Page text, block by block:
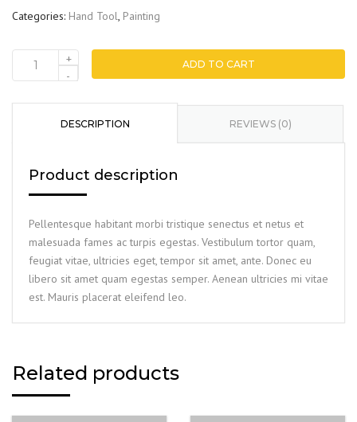
Categories: Hand Tool, Painting
Brush
+
-
ADD TO CART
DESCRIPTION REVIEWS (0)
Product description
Pellentesque habitant morbi tristique senectus et netus et
malesuada fames ac turpis egestas. Vestibulum tortor quam,
feugiat vitae, ultricies eget, tempor sit amet, ante. Donec eu
libero sit amet quam egestas semper. Aenean ultricies mi vitae
est. Mauris placerat eleifend leo.
Related products